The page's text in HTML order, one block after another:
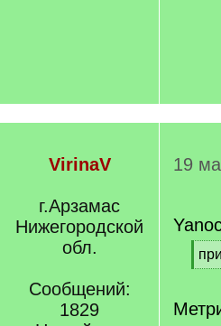
VirinaV
г.Арзамас
Нижегородской
обл.
Сообщений:
1829
19
[
q
[
q
]